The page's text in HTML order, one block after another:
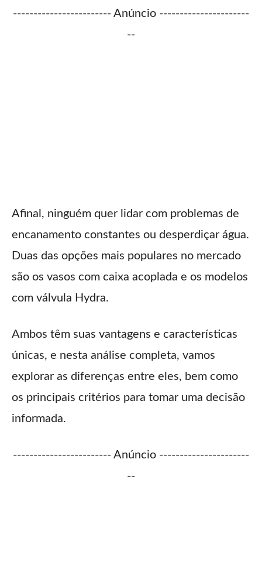
------------------------ Anúncio ----------------------
--
Afinal, ninguém quer lidar com problemas de
encanamento constantes ou desperdiçar água.
Duas das opções mais populares no mercado
são os vasos com caixa acoplada e os modelos
com válvula Hydra.
Ambos têm suas vantagens e características
únicas, e nesta análise completa, vamos
explorar as diferenças entre eles, bem como
os principais critérios para tomar uma decisão
informada.
------------------------ Anúncio ----------------------
--